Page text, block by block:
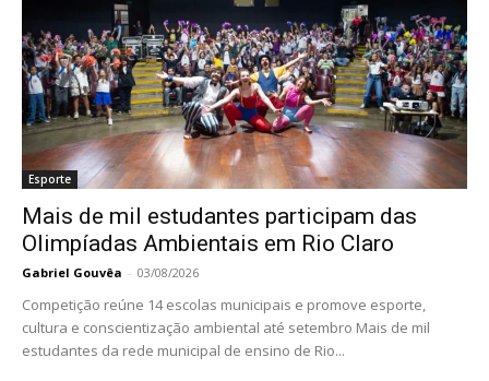
Esporte
Mais de mil estudantes participam das
Olimpíadas Ambientais em Rio Claro
Gabriel Gouvêa - 03/08/2026
Competição reúne 14 escolas municipais e promove esporte,
cultura e conscientização ambiental até setembro Mais de mil
estudantes da rede municipal de ensino de Rio...